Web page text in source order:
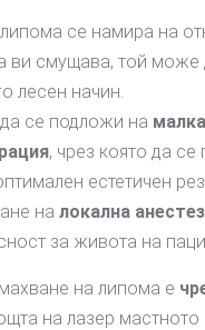
се намира на
ви смущава, той
лесен начин.
се подложи на малка
, чрез която да се
естетичен
на локална
за живота на
на липома е
на лазер мастното